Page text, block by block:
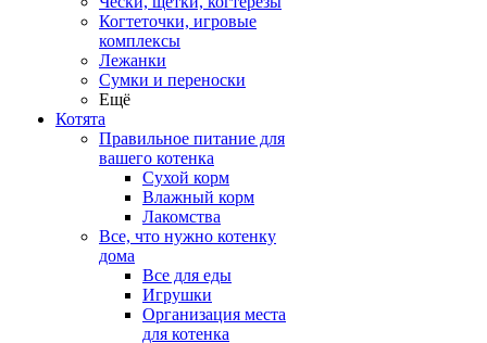
Когтеточки, игровые
комплексы
Лежанки
Сумки и переноски
Ещё
Котята
Правильное питание для
вашего котенка
Сухой корм
Влажный корм
Лакомства
Все, что нужно котенку
дома
Все для еды
Игрушки
Организация места
для котенка